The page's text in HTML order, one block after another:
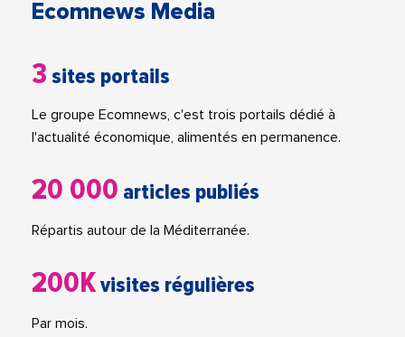
Ecomnews Media
3 sites portails
Le groupe Ecomnews, c'est trois portails dédié à
l'actualité économique, alimentés en permanence.
20 000 articles publiés
Répartis autour de la Méditerranée.
200Kvisites régulières
Par mois.